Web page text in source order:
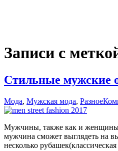
Записи с
Стильные мужские
Мода, Мужская мода, Разное
Мужчины, также как и женщины,
мужчина сможет выглядеть на
несколько